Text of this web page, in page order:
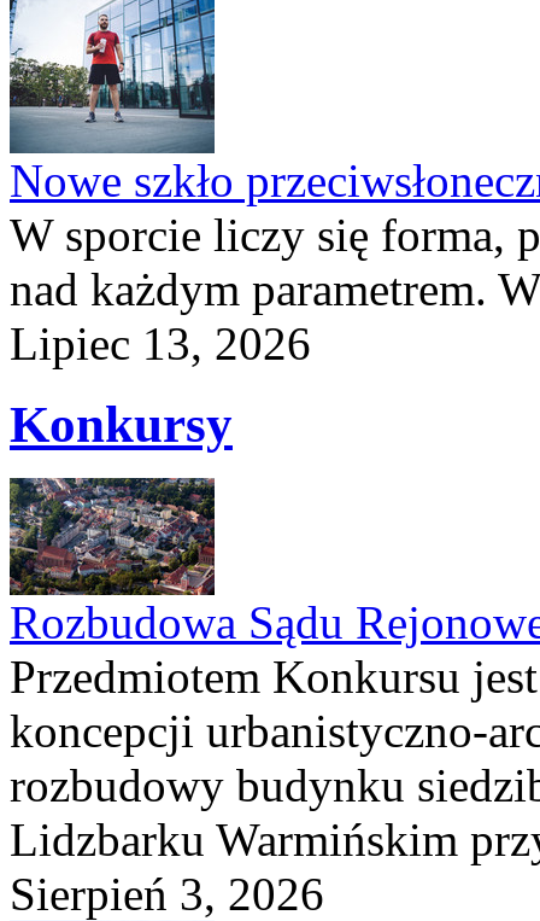
Nowe szkło
W sporcie liczy się forma,
nad każdym parametrem.
Lipiec 13, 2026
Konkursy
Rozbudowa Sądu
Przedmiotem Konkursu
koncepcji urbanistyczno-
rozbudowy budynku
Lidzbarku Warmińskim
Sierpień 3, 2026